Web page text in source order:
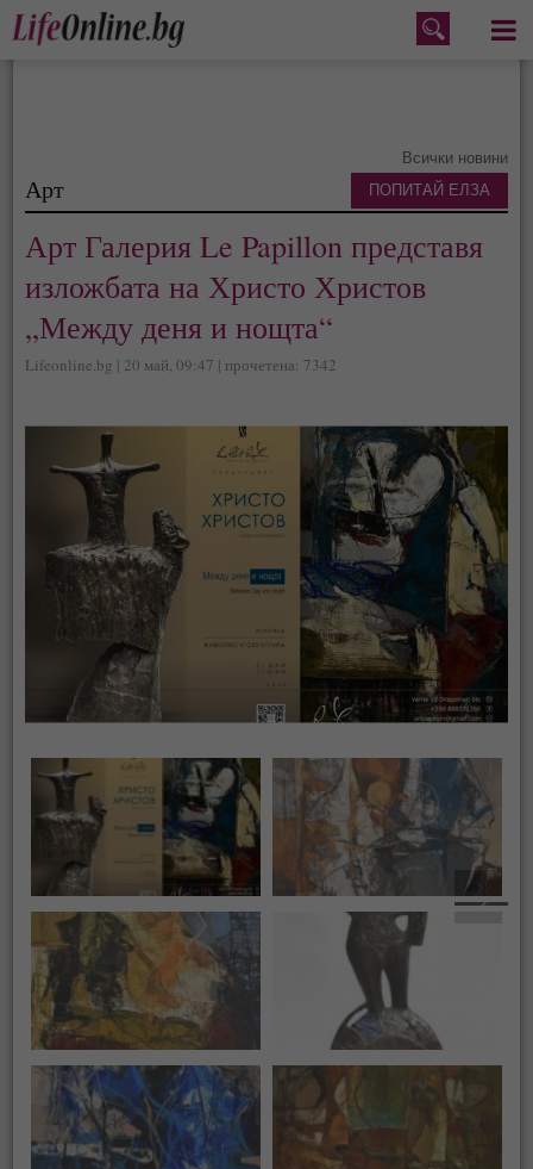
Меню
Всички новини
Арт
Арт Галерия Le Papillon представя
изложбата на Христо Христов
„Между деня и нощта“
Lifeonline.bg | 20 май, 09:47 | прочетена: 7342
ПОПИТАЙ ЕЛЗА